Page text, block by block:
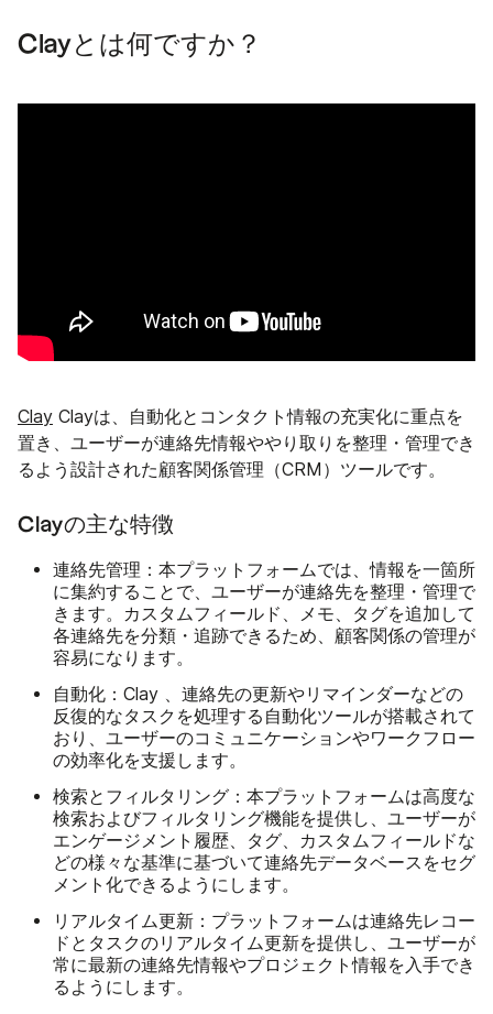
Clayとは何ですか？
Clay Clayは、自動化とコンタクト情報の充実化に重点を
置き、ユーザーが連絡先情報ややり取りを整理・管理でき
るよう設計された顧客関係管理（CRM）ツールです。
Clayの主な特徴
連絡先管理 ：本プラットフォームでは、情報を一箇所
に集約することで、ユーザーが連絡先を整理・管理で
きます。カスタムフィールド、メモ、タグを追加して
各連絡先を分類・追跡できるため、顧客関係の管理が
容易になります。
自動化 ：Clay 、連絡先の更新やリマインダーなどの
反復的なタスクを処理する自動化ツールが搭載されて
おり、ユーザーのコミュニケーションやワークフロー
の効率化を支援します。
検索とフィルタリング ：本プラットフォームは高度な
検索およびフィルタリング機能を提供し、ユーザーが
エンゲージメント履歴、タグ、カスタムフィールドな
どの様々な基準に基づいて連絡先データベースをセグ
メント化できるようにします。
リアルタイム更新 ：プラットフォームは連絡先レコー
ドとタスクのリアルタイム更新を提供し、ユーザーが
常に最新の連絡先情報やプロジェクト情報を入手でき
るようにします。